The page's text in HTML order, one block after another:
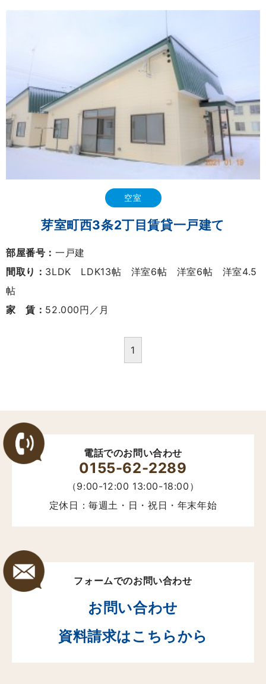
空室
芽室町西3条2丁目賃貸一戸建て
部屋番号：一戸建
間取り： 3LDK LDK13帖 洋室6帖 洋室6帖 洋室4.5
帖
家 賃： 52.000円／月
1
電話でのお問い合わせ
0155-62-2289
（9:00-12:00 13:00-18:00）
定休日：毎週土・日・祝日・年末年始
フォームでのお問い合わせ
お問い合わせ
資料請求はこちらから